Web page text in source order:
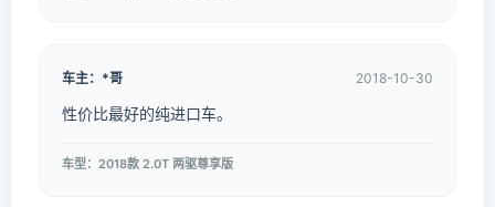
车主：*哥 2018-10-30
性价比最好的纯进口车。
车型：2018款 2.0T 两驱尊享版